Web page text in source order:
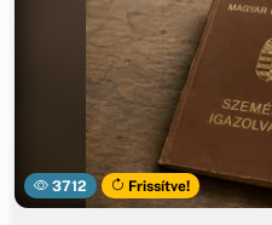
3712 Frissítve!